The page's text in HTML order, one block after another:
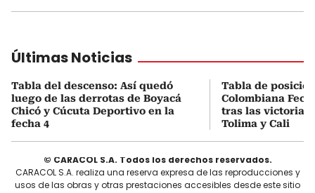
Últimas Noticias
Tabla del descenso: Así quedó
luego de las derrotas de Boyacá
Chicó y Cúcuta Deportivo en la
fecha 4
Tabla de
Colombiana
tras las victorias
Tolima y Cali
© CARACOL S.A. Todos los derechos reservados.
CARACOL S.A. realiza una reserva expresa de las reproducciones y
usos de las obras y otras prestaciones accesibles desde este sitio